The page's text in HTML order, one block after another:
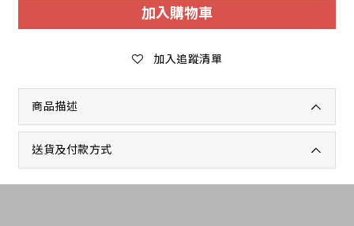
加入購物車
加入追蹤清單
商品描述
送貨及付款方式